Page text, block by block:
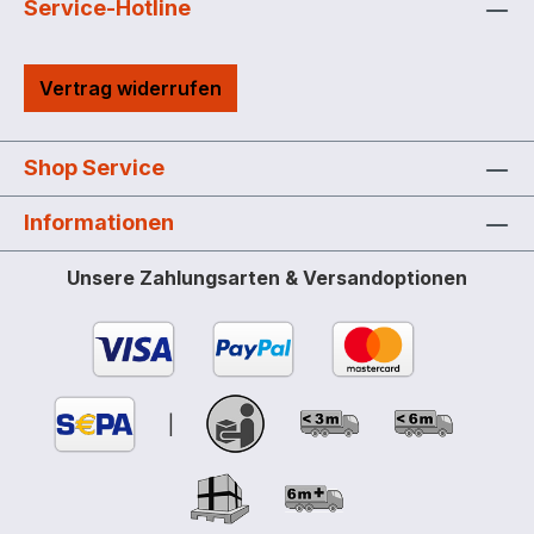
geschütztes Druckentlastungssystem
Lagerebenen – verhindern die
Ausbreitung von Bränden zwischen
Einsteigerfreundlich und wirtschaftlich –
die kosteneffiziente Lösung mit Fokus auf
werden erfüllt. Ausstattung: 6x
Einlegeboden je Brandabschnitt 3x mit
Füßen Außenmaße (b x t x h): 80 x 66 x
213 cm Innenmaße (b x t x h): 73 x 53 x
182 cm Gewicht ca. 266 kg Passt perfekt
!Entscheiden Sie sich für die Variante, die
zu Ihrem Betrieb passt. Stapeln und
erweitern Sie beliebige Einheiten nach
Konzept und verschiedene
Schrankvarianten können Sie den
Service-Hotline
Vertrag widerrufen
Shop Service
Informationen
Unsere Zahlungsarten & Versandoptionen